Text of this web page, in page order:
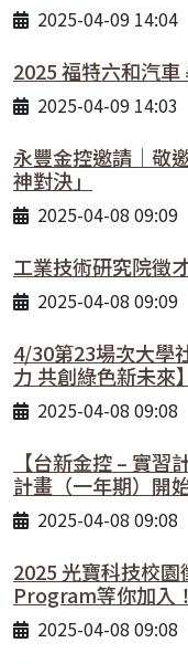
2025-04-09 14:04
2025 福特六和汽
2025-04-09 14:03
永豐金控邀請｜敬
神對決」
2025-04-08 09:09
工業技術研究院徵
2025-04-08 09:09
4/30第23場次大學
力 共創綠色新未來
2025-04-08 09:08
【台新金控 – 實
計畫（一年期）開
2025-04-08 09:08
2025 光寶科技校
Program等你加入！
2025-04-08 09:08